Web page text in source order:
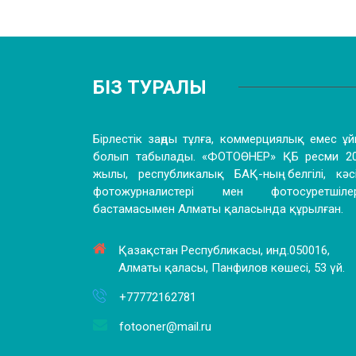
БІЗ ТУРАЛЫ
Бірлестік заңды тұлға, коммерциялық емес
болып табылады. «ФОТОӨНЕР» ҚБ ресми
жылы, республикалық БАҚ-ның белгілі,
фотожурналистері мен
бастамасымен Алматы қаласында құрылған.
Қазақстан Республикасы, инд.050016,
Алматы қаласы, Панфилов көшесі, 53 үй.
+77772162781
fotooner@mail.ru